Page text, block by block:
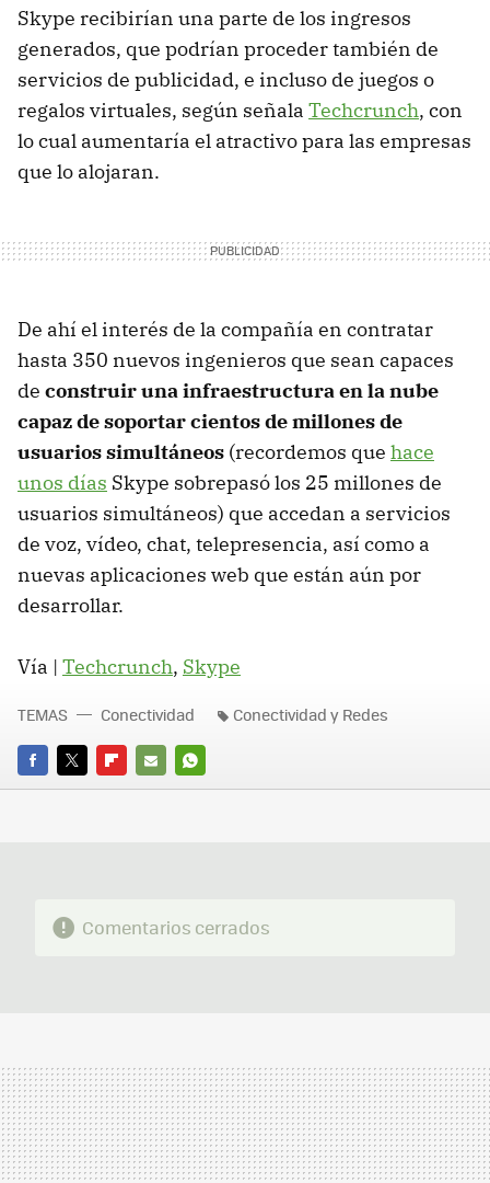
Skype recibirían una parte de los ingresos
generados, que podrían proceder también de
servicios de publicidad, e incluso de juegos o
regalos virtuales, según señala Techcrunch, con
lo cual aumentaría el atractivo para las empresas
que lo alojaran.
De ahí el interés de la compañía en contratar
hasta 350 nuevos ingenieros que sean capaces
de construir una infraestructura en la nube
capaz de soportar cientos de millones de
usuarios simultáneos (recordemos que hace
unos días Skype sobrepasó los 25 millones de
usuarios simultáneos) que accedan a servicios
de voz, vídeo, chat, telepresencia, así como a
nuevas aplicaciones web que están aún por
desarrollar.
Vía | Techcrunch, Skype
FACEBOOK
TWITTERFLIPBOARD
E-
WHATSAPP
TEMAS Conectividad Conectividad y Redes
Comentarios cerrados